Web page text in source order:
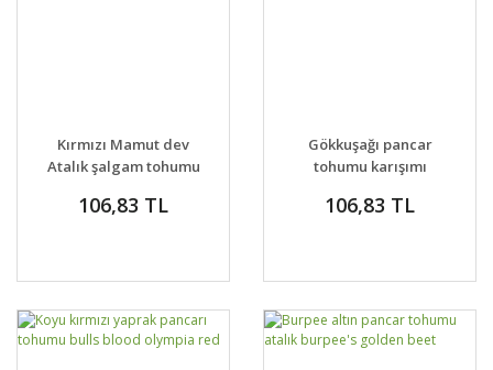
Kırmızı Mamut dev
Atalık şalgam tohumu
106,83 TL
Gökkuşağı pancar
tohumu karışımı
106,83 TL